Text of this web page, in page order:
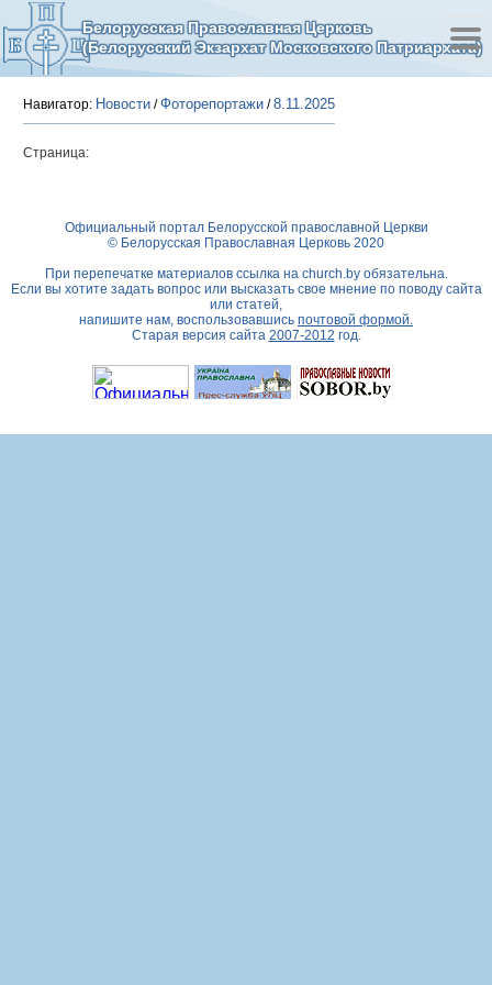
Белорусская Православная Церковь
(Белорусский Экзархат Московского Патриархата)
Навигатор: Новости /Фоторепортажи /8.11.2025
Страница:
Официальный портал Белорусской православной Церкви
© Белорусская Православная Церковь 2020
При перепечатке материалов ссылка на church.byобязательна.
Если вы хотите задать вопрос или высказать свое мнение по поводу сайта
или статей,
напишите нам, воспользовавшись почтовой формой.
Старая версия сайта 2007-2012 год.